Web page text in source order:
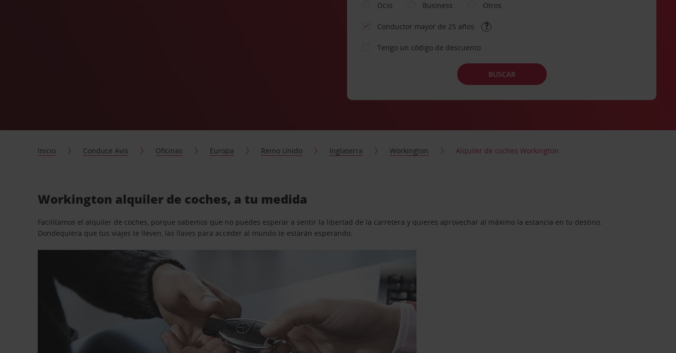
Ocio
Business Otros
Conductor mayor de 25 años
Tengo un código de descuento
BUSCAR
Inicio Conduce Avis Oficinas Europa Reino Unido Inglaterra Workington Alquiler de coches Workington
Workington alquiler de coches, a tu medida
Facilitamos el alquiler de coches, porque sabemos que no puedes esperar a sentir la libertad de la carretera y quieres aprovechar al máximo la estancia en tu destino.
Dondequiera que tus viajes te lleven, las llaves para acceder al mundo te estarán esperando.